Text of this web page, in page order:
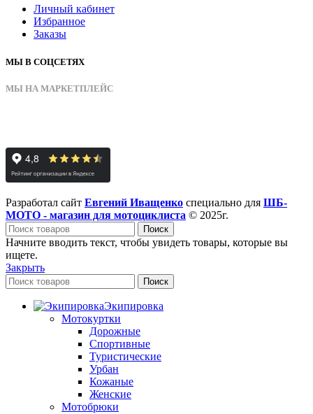
Личный кабинет
Избранное
Заказы
МЫ В СОЦСЕТЯХ
МЫ НА МАРКЕТПЛЕЙС
Разработал сайт Евгений Иващенко специально для ШБ-
МОТО - магазин для мотоциклиста © 2025г.
Поиск
Начните вводить текст, чтобы увидеть товары, которые вы
ищете.
Закрыть
Поиск
Экипировка
Мотокуртки
Дорожные
Спортивные
Туристические
Урбан
Кожаные
Женские
Мотобрюки